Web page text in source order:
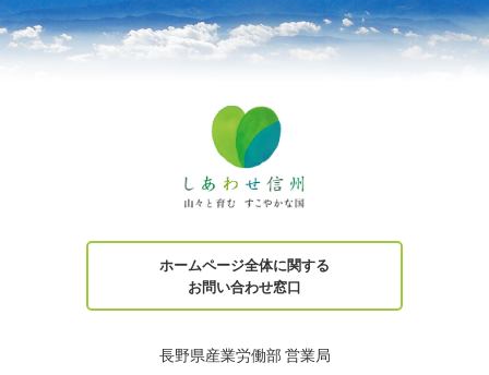
ホームページ全体に関する
お問い合わせ窓口
長野県産業労働部 営業局